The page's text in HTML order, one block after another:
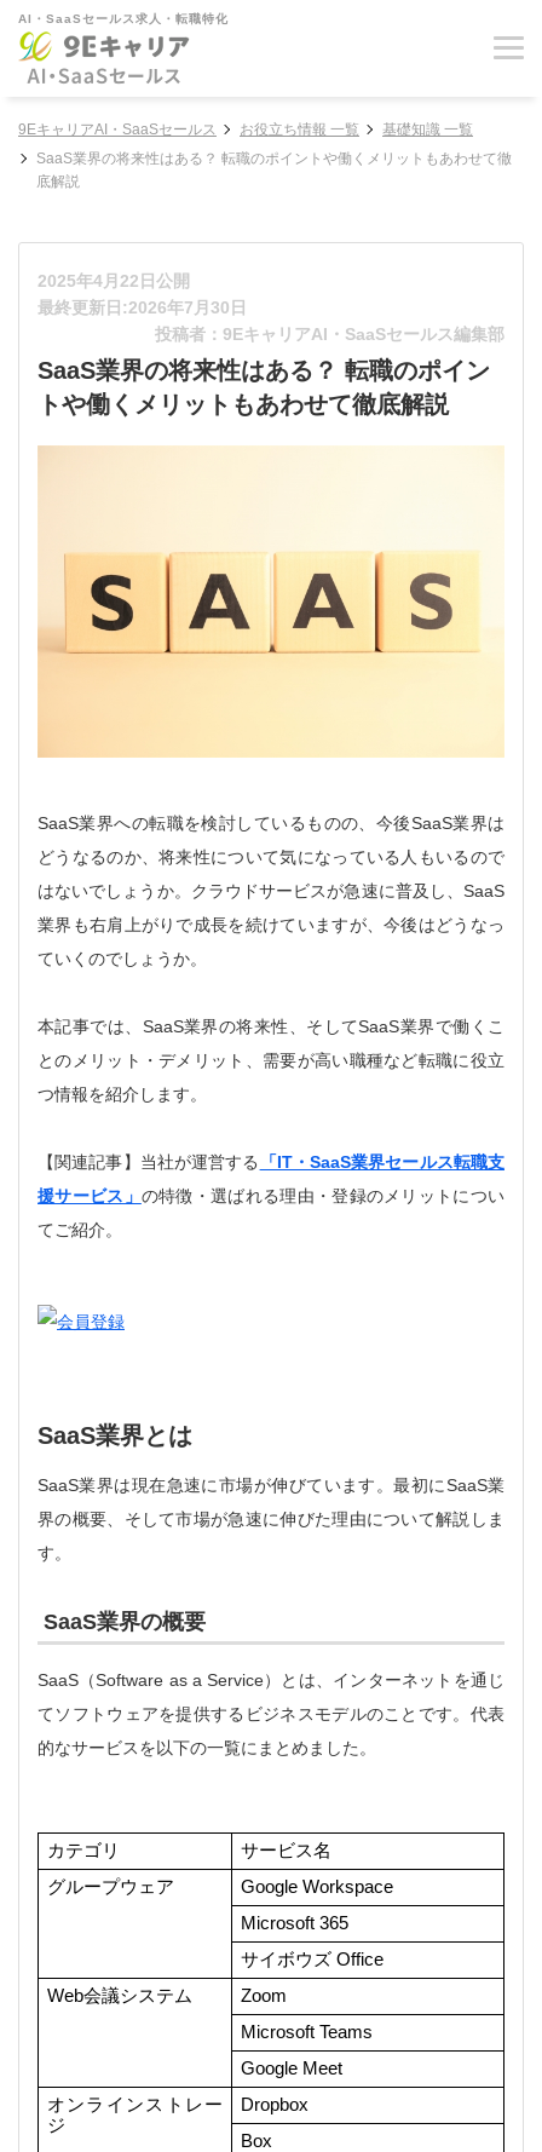
AI・SaaSセールス求人・転職特化
9EキャリアAI・SaaSセールス お役立ち情報 一覧
基礎知識 一覧
SaaS業界の将来性はある？ 転職のポイントや働くメリットもあわせて徹
底解説
2025年4月22日公開
最終更新日:2026年7月30日
投稿者：9EキャリアAI・SaaSセールス編集部
SaaS業界の将来性はある？ 転職のポイン
トや働くメリットもあわせて徹底解説
SaaS業界への転職を検討しているものの、今後SaaS業界は
どうなるのか、将来性について気になっている人もいるので
はないでしょうか。クラウドサービスが急速に普及し、SaaS
業界も右肩上がりで成長を続けていますが、今後はどうなっ
ていくのでしょうか。
本記事では、SaaS業界の将来性、そしてSaaS業界で働くこ
とのメリット・デメリット、需要が高い職種など転職に役立
つ情報を紹介します。
【関連記事】当社が運営する
「IT・SaaS業界セールス転職支
援サービス」 の特徴・選ばれる理由・登録のメリットについ
てご紹介。
SaaS業界とは
SaaS業界は現在急速に市場が伸びています。最初にSaaS業
界の概要、そして市場が急速に伸びた理由について解説しま
す。
SaaS業界の概要
SaaS（Software as a Service）とは、インターネットを通じ
てソフトウェアを提供するビジネスモデルのことです。代表
的なサービスを以下の一覧にまとめました。
カテゴリ
サービス名
グループウェア
Google Workspace
Microsoft 365
サイボウズ Office
Web会議システム
Zoom
Microsoft Teams
Google Meet
オンラインストレー
ジ
Dropbox
Box